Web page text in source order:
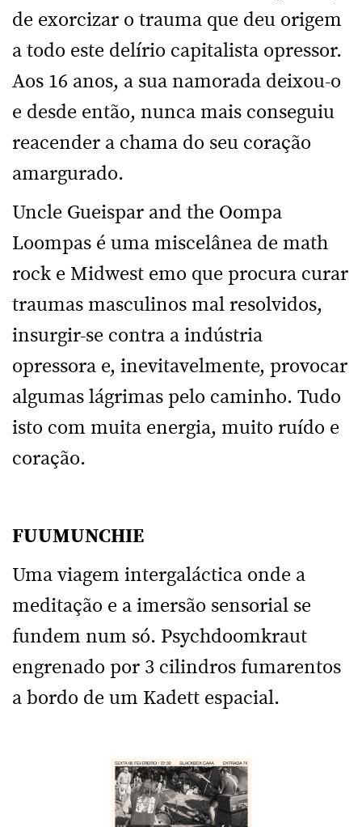
de exorcizar o trauma que deu origem
a todo este delírio capitalista opressor.
Aos 16 anos, a sua namorada deixou-o
e desde então, nunca mais conseguiu
reacender a chama do seu coração
amargurado.
Uncle Gueispar and the Oompa
Loompas é uma miscelânea de math
rock e Midwest emo que procura curar
traumas masculinos mal resolvidos,
insurgir-se contra a indústria
opressora e, inevitavelmente, provocar
algumas lágrimas pelo caminho. Tudo
isto com muita energia, muito ruído e
coração.
FUUMUNCHIE
Uma viagem intergaláctica onde a
meditação e a imersão sensorial se
fundem num só. Psychdoomkraut
engrenado por 3 cilindros fumarentos
a bordo de um Kadett espacial.